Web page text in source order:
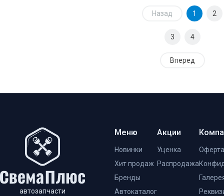
Назад 1 2
3 4
Вперед
автозапчасти
Меню
Новинки
Хит продаж
Бренды
Автокаталог
Акции
Уценка
Распродажа
Оферта